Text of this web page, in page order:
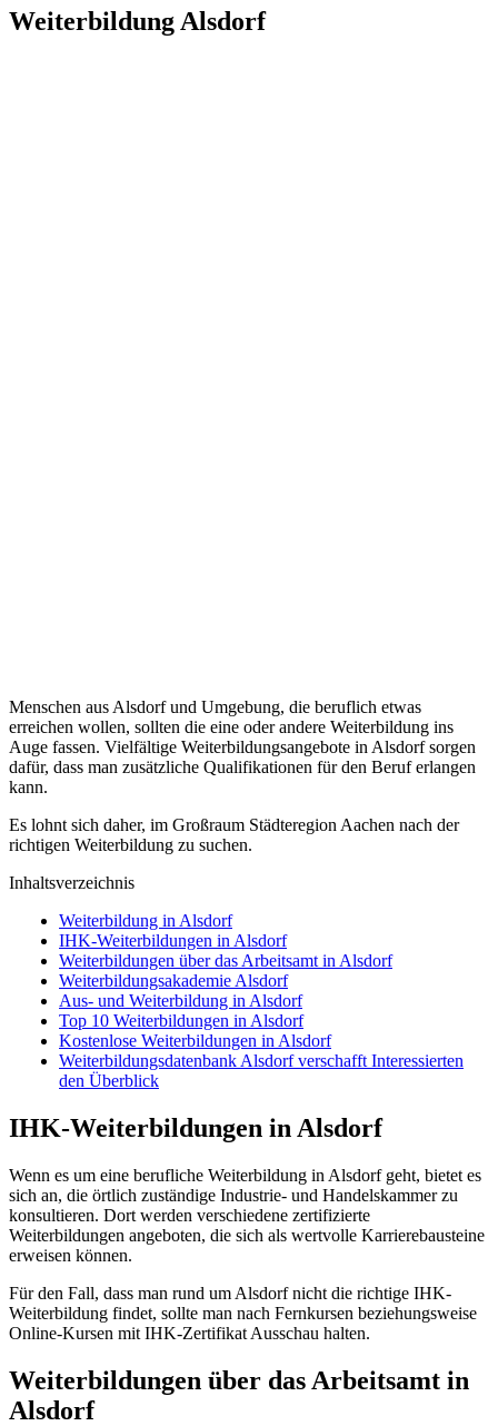
Weiterbildung Alsdorf
Menschen aus Alsdorf und Umgebung, die beruflich etwas
erreichen wollen, sollten die eine oder andere Weiterbildung ins
Auge fassen. Vielfältige Weiterbildungsangebote in Alsdorf sorgen
dafür, dass man zusätzliche Qualifikationen für den Beruf erlangen
kann.
Es lohnt sich daher, im Großraum Städteregion Aachen nach der
richtigen Weiterbildung zu suchen.
Inhaltsverzeichnis
Weiterbildung in Alsdorf
IHK-Weiterbildungen in Alsdorf
Weiterbildungen über das Arbeitsamt in Alsdorf
Weiterbildungsakademie Alsdorf
Aus- und Weiterbildung in Alsdorf
Top 10 Weiterbildungen in Alsdorf
Kostenlose Weiterbildungen in Alsdorf
Weiterbildungsdatenbank Alsdorf verschafft Interessierten
den Überblick
IHK-Weiterbildungen in Alsdorf
Wenn es um eine berufliche Weiterbildung in Alsdorf geht, bietet es
sich an, die örtlich zuständige Industrie- und Handelskammer zu
konsultieren. Dort werden verschiedene zertifizierte
Weiterbildungen angeboten, die sich als wertvolle Karrierebausteine
erweisen können.
Für den Fall, dass man rund um Alsdorf nicht die richtige IHK-
Weiterbildung findet, sollte man nach Fernkursen beziehungsweise
Online-Kursen mit IHK-Zertifikat Ausschau halten.
Weiterbildungen über das Arbeitsamt in
Alsdorf